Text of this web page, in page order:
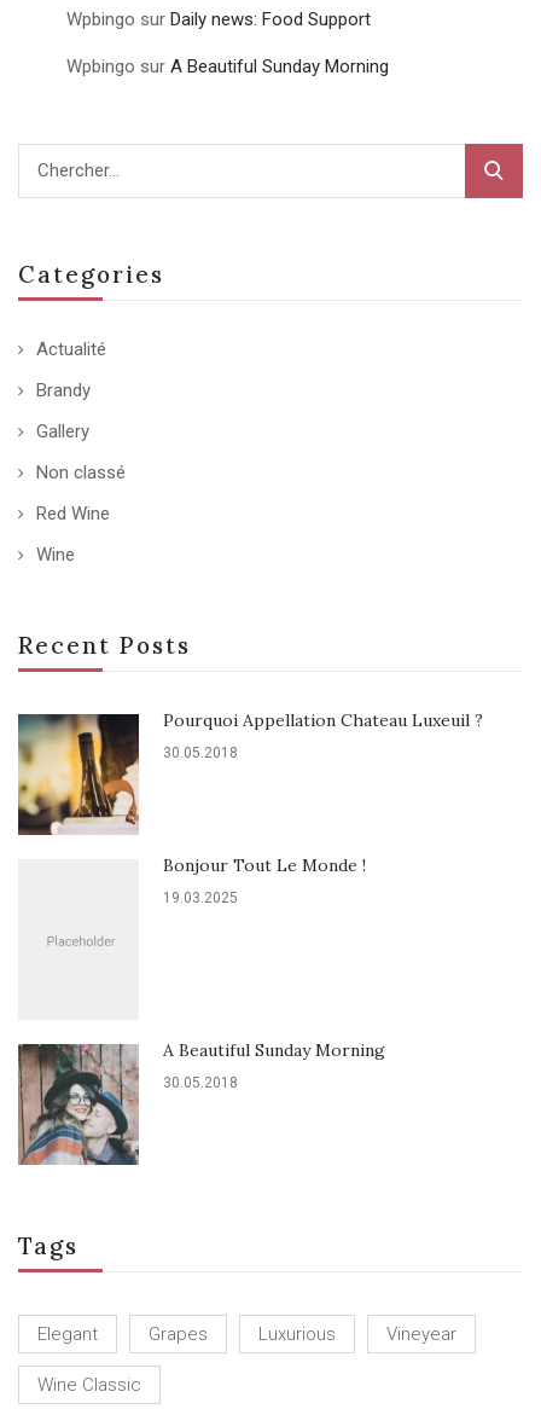
Wpbingo sur Daily news: Food Support
Wpbingo sur A Beautiful Sunday Morning
Categories
Actualité
Brandy
Gallery
Non classé
Red Wine
Wine
Recent Posts
Pourquoi Appellation Chateau Luxeuil ?
30.05.2018
Bonjour Tout Le Monde !
19.03.2025
A Beautiful Sunday Morning
30.05.2018
Tags
Elegant Grapes Luxurious Vineyear
Wine Classic